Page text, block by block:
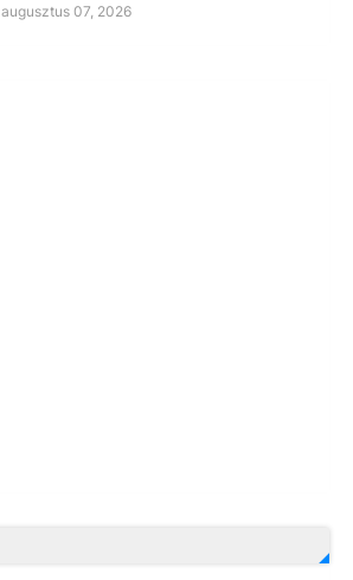
augusztus 07, 2026